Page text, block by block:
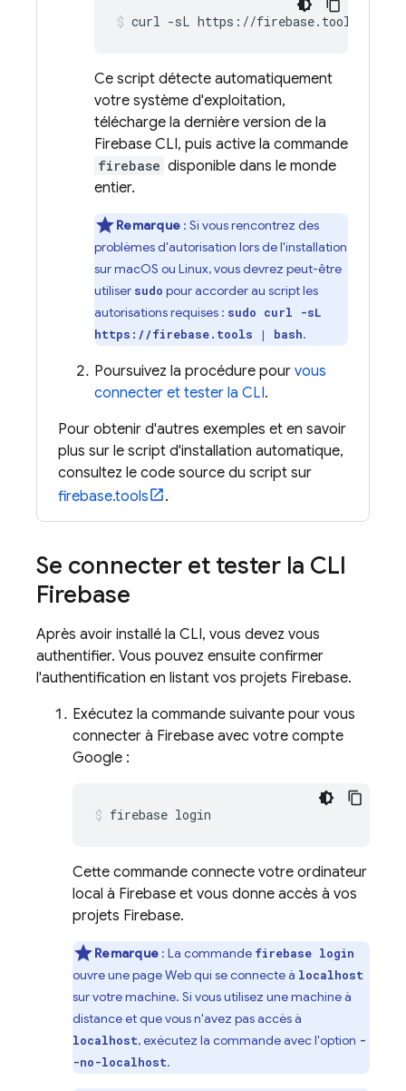
curl -sL https://firebase.tools |
Ce script détecte automatiquement
votre système d'exploitation,
télécharge la dernière version de la
Firebase CLI, puis active la commande
firebase disponible dans le monde
entier.
Remarque : Si vous rencontrez des
problèmes d'autorisation lors de l'installation
sur macOS ou Linux, vous devrez peut-être
utiliser sudo pour accorder au script les
autorisations requises : sudo curl -sL
https://firebase.tools | bash.
Poursuivez la procédure pour vous
connecter et tester la CLI.
Pour obtenir d'autres exemples et en savoir
plus sur le script d'installation automatique,
consultez le code source du script sur
firebase.tools
.
Se connecter et tester la CLI
Firebase
Après avoir installé la CLI, vous devez vous
authentifier. Vous pouvez ensuite confirmer
l'authentification en listant vos projets Firebase.
Exécutez la commande suivante pour vous
connecter à Firebase avec votre compte
Google :
firebase login
Cette commande connecte votre ordinateur
local à Firebase et vous donne accès à vos
projets Firebase.
Remarque : La commande firebase login
ouvre une page Web qui se connecte à localhost
sur votre machine. Si vous utilisez une machine à
distance et que vous n'avez pas accès à
localhost, exécutez la commande avec l'option -
-no-localhost.